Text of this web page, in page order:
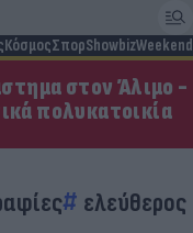
ΚόσμοςΣπορShowbizWeekend
στον Άλιμο -
πολυκατοικία
ελεύθερος